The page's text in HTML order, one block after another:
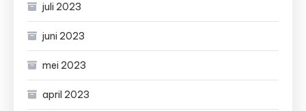
juli 2023
juni 2023
mei 2023
april 2023